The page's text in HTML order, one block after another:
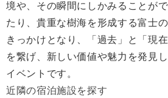
境や、その瞬間にしかみることが
たり、貴重な樹海を形成する富士
きっかけとなり、「過去」と「現
を繋げ、新しい価値や魅力を発見
イベントです。
近隣の宿泊施設を探す